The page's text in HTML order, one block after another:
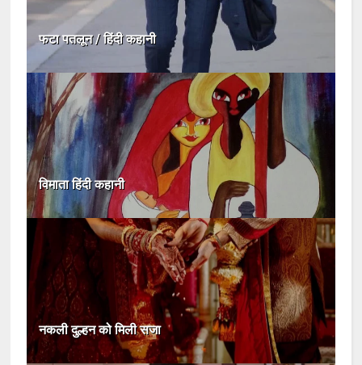
फटा पतलून / हिंदी कहानी
विमाता हिंदी कहानी
नकली दुल्हन को मिली सजा